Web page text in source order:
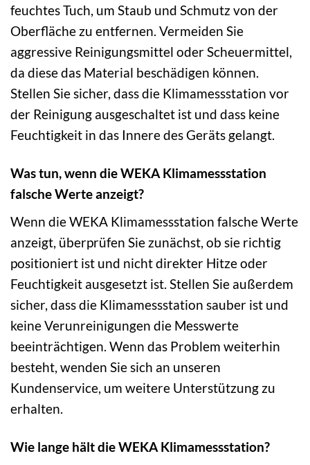
feuchtes Tuch, um Staub und Schmutz von der
Oberfläche zu entfernen. Vermeiden Sie
aggressive Reinigungsmittel oder Scheuermittel,
da diese das Material beschädigen können.
Stellen Sie sicher, dass die Klimamessstation vor
der Reinigung ausgeschaltet ist und dass keine
Feuchtigkeit in das Innere des Geräts gelangt.
Was tun, wenn die WEKA Klimamessstation
falsche Werte anzeigt?
Wenn die WEKA Klimamessstation falsche Werte
anzeigt, überprüfen Sie zunächst, ob sie richtig
positioniert ist und nicht direkter Hitze oder
Feuchtigkeit ausgesetzt ist. Stellen Sie außerdem
sicher, dass die Klimamessstation sauber ist und
keine Verunreinigungen die Messwerte
beeinträchtigen. Wenn das Problem weiterhin
besteht, wenden Sie sich an unseren
Kundenservice, um weitere Unterstützung zu
erhalten.
Wie lange hält die WEKA Klimamessstation?